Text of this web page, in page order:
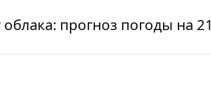
прогноз погоды на